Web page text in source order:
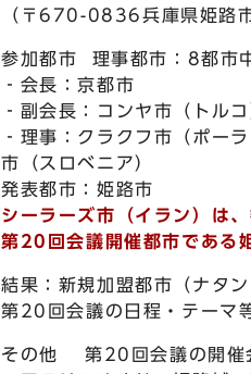
（〒670-0836兵庫県姫路
参加都市 理事都市：8都市
‐会長：京都市
‐副会長：コンヤ市（トルコ
‐理事：クラクフ市（ポー
市（スロベニア）
発表都市：姫路市
シーラーズ市（イラン）は
第20回会議開催都市である
結果：新規加盟都市（ナタ
第20回会議の日程・テーマ
その他 第20回会議の開催